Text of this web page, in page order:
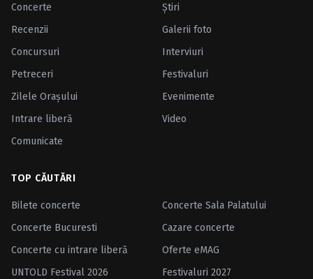
Concerte
Ştiri
Recenzii
Galerii foto
Concursuri
Interviuri
Petreceri
Festivaluri
Zilele Oraşului
Evenimente
Intrare liberă
Video
Comunicate
TOP CĂUTĂRI
Bilete concerte
Concerte Sala Palatului
Concerte Bucuresti
Cazare concerte
Concerte cu intrare liberă
Oferte eMAG
UNTOLD Festival 2026
Festivaluri 2027